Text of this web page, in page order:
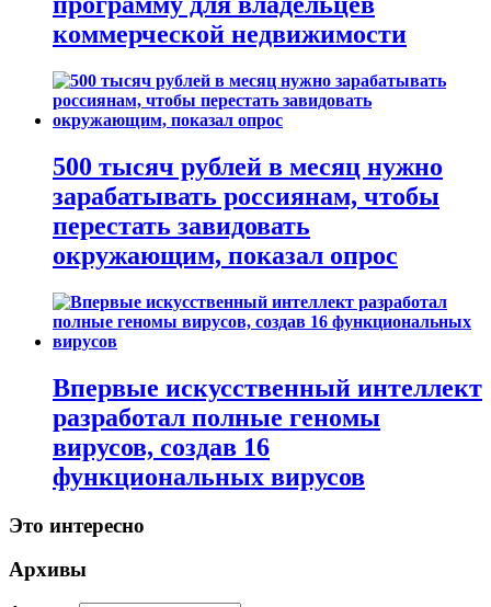
коммерческой недвижимости
500 тысяч рублей в месяц нужно
зарабатывать россиянам, чтобы
перестать завидовать
окружающим, показал опрос
Впервые искусственный интеллект
разработал полные геномы
вирусов, создав 16
функциональных вирусов
Это интересно
Архивы